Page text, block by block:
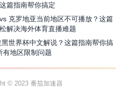
篇指南帮你搞定
克罗地亚当前地区不可播放？这篇
解决海外体育直播难题
世界杯中文解说？这篇指南帮你搞
有地区限制问题
© 2023 番茄加速器